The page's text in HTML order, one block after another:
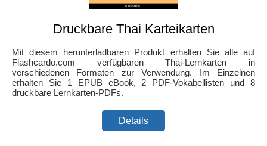
Druckbare Thai Karteikarten
Mit diesem herunterladbaren Produkt erhalten Sie alle auf
Flashcardo.com verfügbaren Thai-Lernkarten in
verschiedenen Formaten zur Verwendung. Im Einzelnen
erhalten Sie 1 EPUB eBook, 2 PDF-Vokabellisten und 8
druckbare Lernkarten-PDFs.
Details